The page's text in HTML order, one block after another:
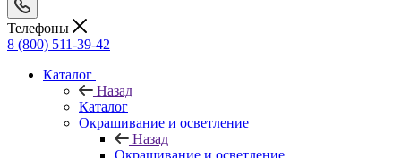
Телефоны
8 (800) 511-39-42
Каталог
Назад
Каталог
Окрашивание и осветление
Назад
Окрашивание и осветление